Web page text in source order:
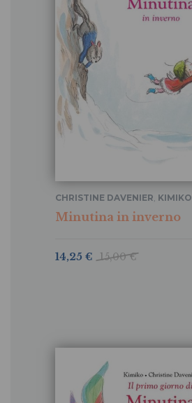
Minutina in inverno
CHRISTINE DAVENIER, KIMIKO
15,00 €
14,25 €